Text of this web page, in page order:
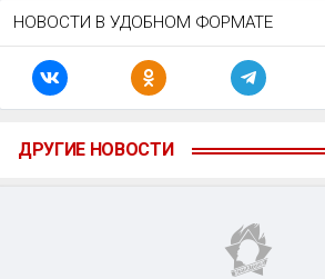
НОВОСТИ В УДОБНОМ ФОРМАТЕ
ДРУГИЕ НОВОСТИ